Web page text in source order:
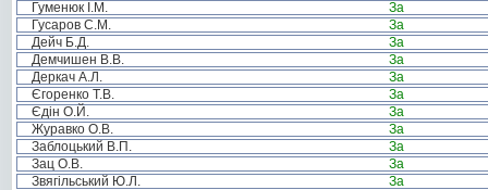
Гуменюк І.М.
За
Гусаров С.М.
За
Дейч Б.Д.
За
Демчишен В.В.
За
Деркач А.Л.
За
Єгоренко Т.В.
За
Єдін О.Й.
За
Журавко О.В.
За
Заблоцький В.П.
За
Зац О.В.
За
Звягільський Ю.Л.
За